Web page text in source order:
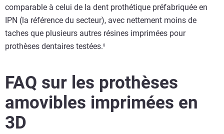
comparable à celui de la dent prothétique préfabriquée en
IPN (la référence du secteur), avec nettement moins de
taches que plusieurs autres résines imprimées pour
prothèses dentaires testées.8
FAQ sur les prothèses
amovibles imprimées en
3D